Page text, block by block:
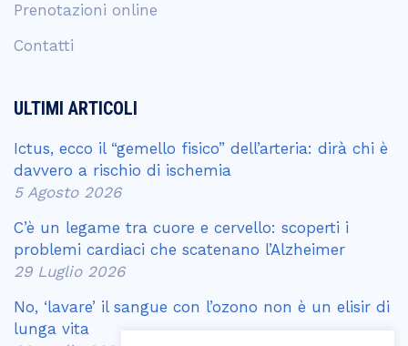
Prenotazioni online
Contatti
ULTIMI ARTICOLI
Ictus, ecco il “gemello fisico” dell’arteria: dirà chi è
davvero a rischio di ischemia
5 Agosto 2026
C’è un legame tra cuore e cervello: scoperti i
problemi cardiaci che scatenano l’Alzheimer
29 Luglio 2026
No, ‘lavare’ il sangue con l’ozono non è un elisir di
lunga vita